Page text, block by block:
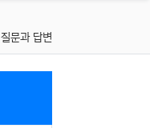
질문과 답변